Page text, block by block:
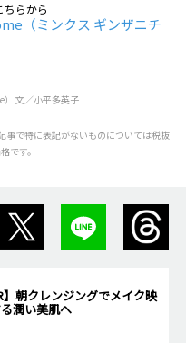
らから
（ミンクス ギンザニチ
） 文／小平多英子
で特に表記がないものについては税抜
です。
】朝クレンジングでメイク映
潤い美肌へ